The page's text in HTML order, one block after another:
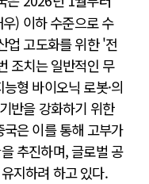
) 이하 수준으로 수
업 고도화를 위한 '전
조치는 일반적인 무
형 바이오닉 로봇·의
반을 강화하기 위한
은 이를 통해 고부가
추진하며, 글로벌 공
지하려 하고 있다.